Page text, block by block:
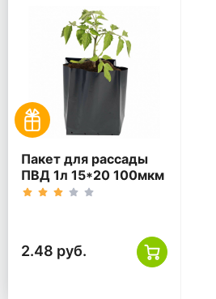
Пакет для рассады
ПВД 1л 15*20 100мкм
черный
2.48 руб.